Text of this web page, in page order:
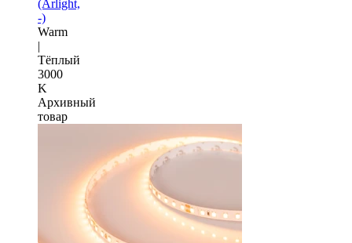
(Arlight,
-)
Warm
|
Тёплый
3000
K
Архивный
товар